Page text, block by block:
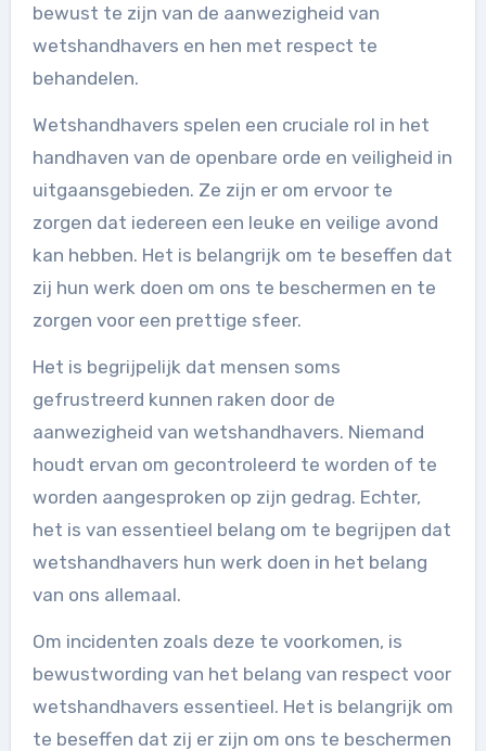
bewust te zijn van de aanwezigheid van
wetshandhavers en hen met respect te
behandelen.
Wetshandhavers spelen een cruciale rol in het
handhaven van de openbare orde en veiligheid in
uitgaansgebieden. Ze zijn er om ervoor te
zorgen dat iedereen een leuke en veilige avond
kan hebben. Het is belangrijk om te beseffen dat
zij hun werk doen om ons te beschermen en te
zorgen voor een prettige sfeer.
Het is begrijpelijk dat mensen soms
gefrustreerd kunnen raken door de
aanwezigheid van wetshandhavers. Niemand
houdt ervan om gecontroleerd te worden of te
worden aangesproken op zijn gedrag. Echter,
het is van essentieel belang om te begrijpen dat
wetshandhavers hun werk doen in het belang
van ons allemaal.
Om incidenten zoals deze te voorkomen, is
bewustwording van het belang van respect voor
wetshandhavers essentieel. Het is belangrijk om
te beseffen dat zij er zijn om ons te beschermen